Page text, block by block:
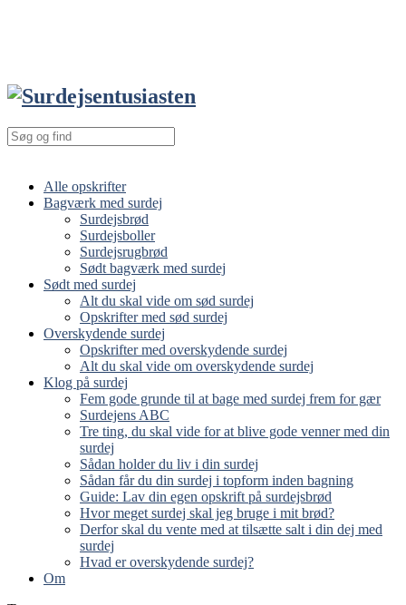
Alle opskrifter
Bagværk med surdej
Surdejsbrød
Surdejsboller
Surdejsrugbrød
Sødt bagværk med surdej
Sødt med surdej
Alt du skal vide om sød surdej
Opskrifter med sød surdej
Overskydende surdej
Opskrifter med overskydende surdej
Alt du skal vide om overskydende surdej
Klog på surdej
Fem gode grunde til at bage med surdej frem for gær
Surdejens ABC
Tre ting, du skal vide for at blive gode venner med din
surdej
Sådan holder du liv i din surdej
Sådan får du din surdej i topform inden bagning
Guide: Lav din egen opskrift på surdejsbrød
Hvor meget surdej skal jeg bruge i mit brød?
Derfor skal du vente med at tilsætte salt i din dej med
surdej
Hvad er overskydende surdej?
Om